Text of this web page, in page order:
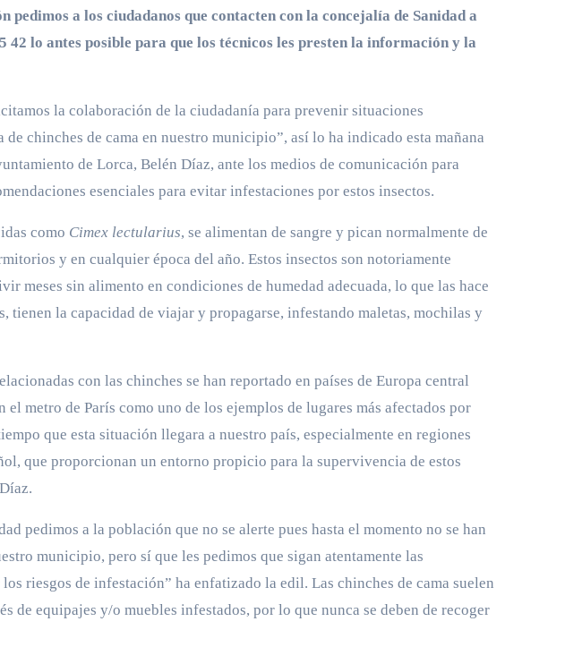
pedimos a los ciudadanos que contacten con la concejalía de Sanidad a
42 lo antes posible para que los técnicos les presten la información y la
la colaboración de la ciudadanía para prevenir situaciones
de chinches de cama en nuestro municipio”, así lo ha indicado esta mañana
de Lorca, Belén Díaz, ante los medios de comunicación para
esenciales para evitar infestaciones por estos insectos.
como Cimex lectularius, se alimentan de sangre y pican normalmente de
y en cualquier época del año. Estos insectos son notoriamente
meses sin alimento en condiciones de humedad adecuada, lo que las hace
tienen la capacidad de viajar y propagarse, infestando maletas, mochilas y
con las chinches se han reportado en países de Europa central
el metro de París como uno de los ejemplos de lugares más afectados por
que esta situación llegara a nuestro país, especialmente en regiones
que proporcionan un entorno propicio para la supervivencia de estos
pedimos a la población que no se alerte pues hasta el momento no se han
municipio, pero sí que les pedimos que sigan atentamente las
riesgos de infestación” ha enfatizado la edil. Las chinches de cama suelen
de equipajes y/o muebles infestados, por lo que nunca se deben de recoger